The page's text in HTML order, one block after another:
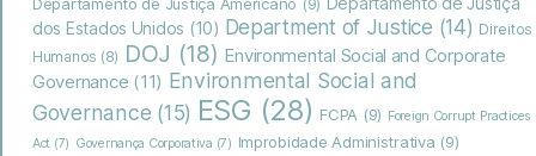
dos Estados Unidos (10) Department of Justice (14) Direitos
Humanos (8) DOJ (18) Environmental Social and Corporate
Governance (11) Environmental Social and
Governance (15) ESG (28) FCPA (9) Foreign Corrupt Practices
Act (7) Governança Corporativa (7) Improbidade Administrativa (9)